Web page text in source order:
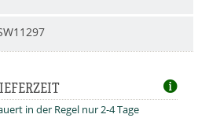
in der Regel nur 2-4 Tage